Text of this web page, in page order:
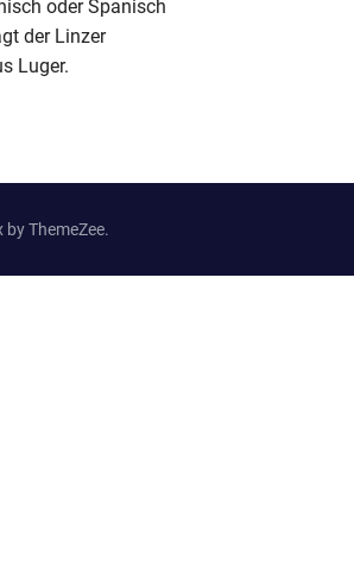
oder Spanisch
der Linzer
Luger.
ThemeZee.